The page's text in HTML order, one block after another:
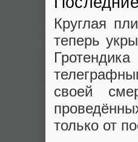
Круглая
теперь
своей
только от